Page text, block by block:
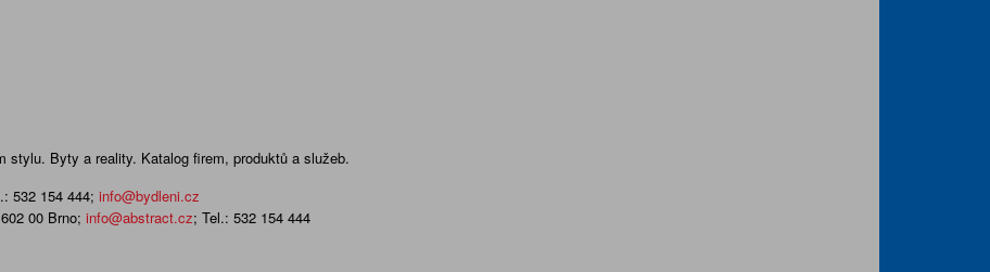
stylu. Byty a reality. Katalog firem, produktů a služeb.
532 154 444; info@bydleni.cz
00 Brno; info@abstract.cz; Tel.: 532 154 444